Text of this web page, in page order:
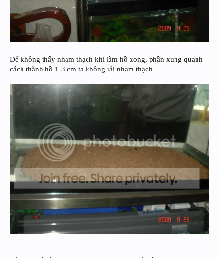
Để không thấy nham thạch khi làm hồ xong, phần xung quanh
cách thành hồ 1-3 cm ta không rải nham thạch